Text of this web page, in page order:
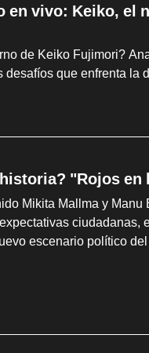
en vivo: Keiko, el
de Keiko Fujimori?
desafíos que enfrenta la
"Rojos en
Mikita Mallma y
escenario político